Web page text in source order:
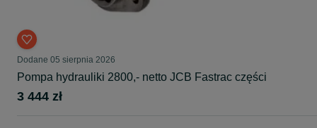
Dodane 05 sierpnia 2026
Pompa hydrauliki 2800,- netto JCB Fastrac części
3 444 zł